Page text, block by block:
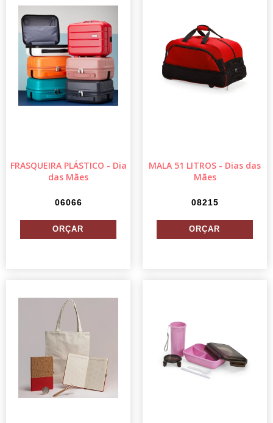
FRASQUEIRA PLÁSTICO - Dia
das Mães
06066
MALA 51 LITROS - Dias das
Mães
08215